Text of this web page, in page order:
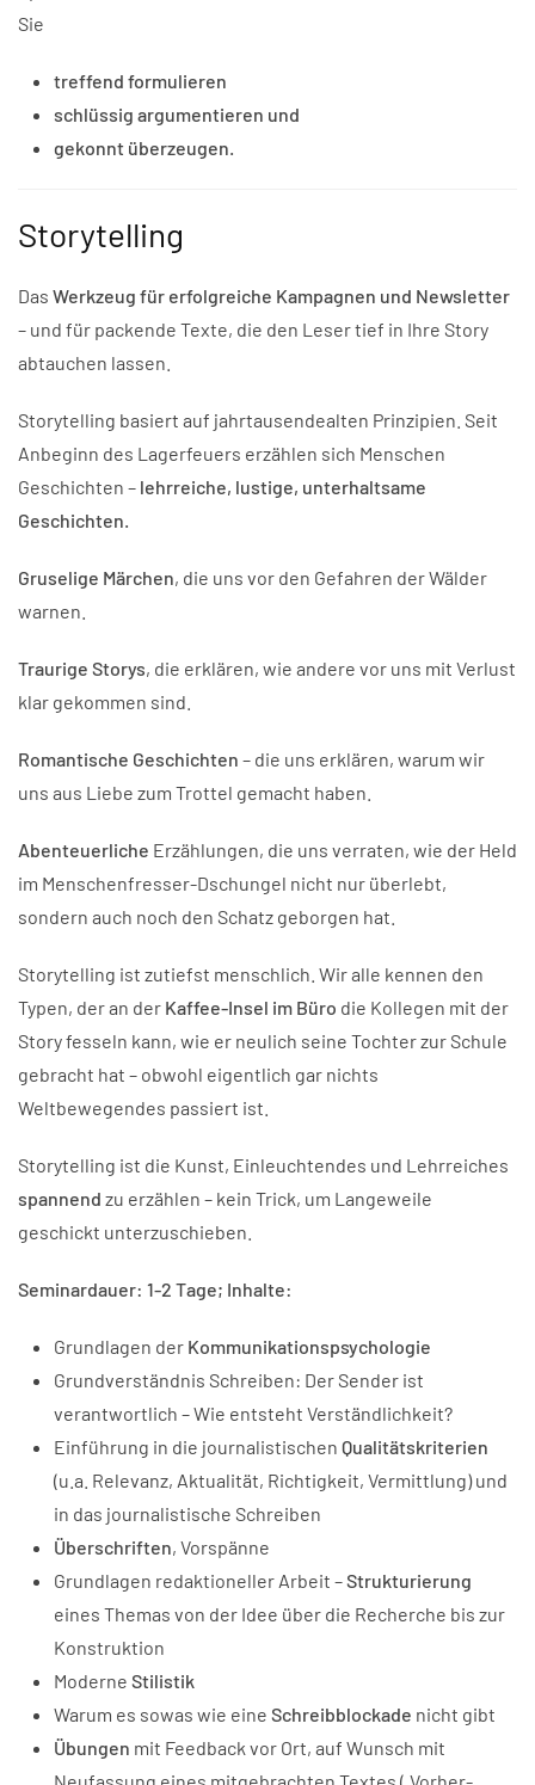
Sie
treffend formulieren
schlüssig argumentieren und
gekonnt überzeugen.
Storytelling
Das Werkzeug für erfolgreiche Kampagnen und Newsletter
– und für packende Texte, die den Leser tief in Ihre Story
abtauchen lassen.
Storytelling basiert auf jahrtausendealten Prinzipien. Seit
Anbeginn des Lagerfeuers erzählen sich Menschen
Geschichten – lehrreiche, lustige, unterhaltsame
Geschichten.
Gruselige Märchen, die uns vor den Gefahren der Wälder
warnen.
Traurige Storys, die erklären, wie andere vor uns mit Verlust
klar gekommen sind.
Romantische Geschichten – die uns erklären, warum wir
uns aus Liebe zum Trottel gemacht haben.
Abenteuerliche Erzählungen, die uns verraten, wie der Held
im Menschenfresser-Dschungel nicht nur überlebt,
sondern auch noch den Schatz geborgen hat.
Storytelling ist zutiefst menschlich. Wir alle kennen den
Typen, der an der Kaffee-Insel im Büro die Kollegen mit der
Story fesseln kann, wie er neulich seine Tochter zur Schule
gebracht hat – obwohl eigentlich gar nichts
Weltbewegendes passiert ist.
Storytelling ist die Kunst, Einleuchtendes und Lehrreiches
spannend zu erzählen – kein Trick, um Langeweile
geschickt unterzuschieben.
Seminardauer: 1-2 Tage; Inhalte:
Grundlagen der Kommunikationspsychologie
Grundverständnis Schreiben: Der Sender ist
verantwortlich – Wie entsteht Verständlichkeit?
Einführung in die journalistischen Qualitätskriterien
(u.a. Relevanz, Aktualität, Richtigkeit, Vermittlung) und
in das journalistische Schreiben
Überschriften, Vorspänne
Grundlagen redaktioneller Arbeit –Strukturierung
eines Themas von der Idee über die Recherche bis zur
Konstruktion
Moderne Stilistik
Warum es sowas wie eine Schreibblockade nicht gibt
Übungen mit Feedback vor Ort, auf Wunsch mit